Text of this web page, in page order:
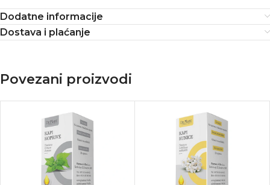
Dodatne informacije
Dostava i plaćanje
Povezani proizvodi